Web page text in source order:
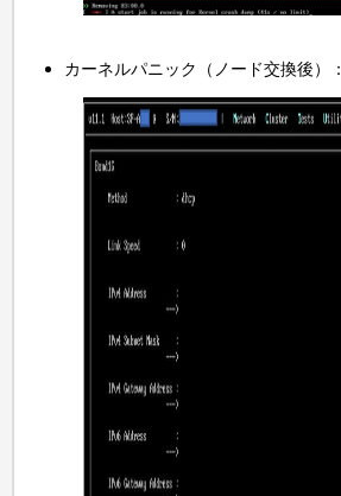
カーネルパニック（ノード交換後）：